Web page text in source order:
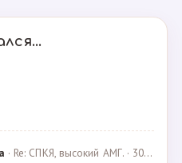
· Re: СПКЯ, высокий АМГ. · 30.04.2025